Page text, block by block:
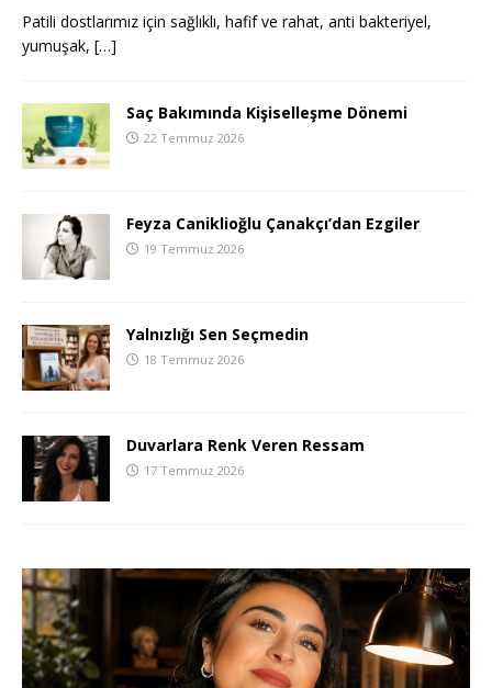
Patili dostlarımız için sağlıklı, hafif ve rahat, anti bakteriyel,
yumuşak, […]
Saç Bakımında Kişiselleşme Dönemi
22 Temmuz 2026
Feyza Caniklioğlu Çanakçı’dan Ezgiler
19 Temmuz 2026
Yalnızlığı Sen Seçmedin
18 Temmuz 2026
Duvarlara Renk Veren Ressam
17 Temmuz 2026